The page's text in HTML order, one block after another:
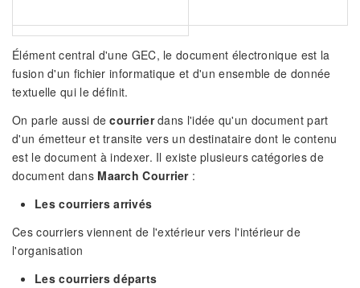
Élément central d'une GEC, le document électronique est la
fusion d'un fichier informatique et d'un ensemble de donnée
textuelle qui le définit.
On parle aussi decourrierdans l'idée qu'un document part
d'un émetteur et transite vers un destinataire dont le contenu
est le document à indexer. Il existe plusieurs catégories de
document dans Maarch Courrier:
Les courriers arrivés
Ces courriers viennent de l'extérieur vers l'intérieur de
l'organisation
Les courriers départs